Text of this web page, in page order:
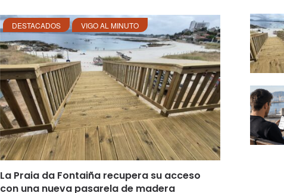
DESTACADOS VIGO AL MINUTO
La Praia da Fontaiña recupera su acceso
con una nueva pasarela de madera